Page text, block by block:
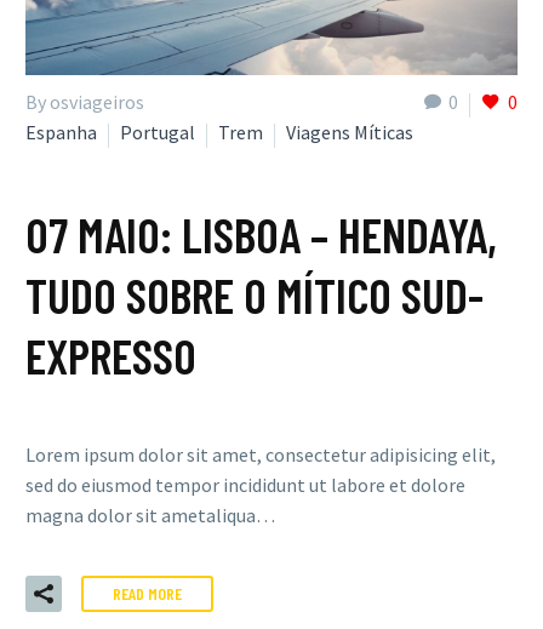
0 0
By osviageiros
Espanha
Portugal Trem Viagens Míticas
07 MAIO: LISBOA – HENDAYA,
TUDO SOBRE O MÍTICO SUD-
EXPRESSO
Lorem ipsum dolor sit amet, consectetur adipisicing elit,
sed do eiusmod tempor incididunt ut labore et dolore
magna dolor sit ametaliqua…
READ MORE